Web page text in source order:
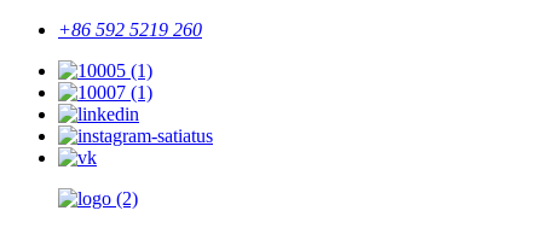
+86 592 5219 260